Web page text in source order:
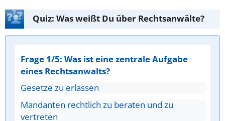
Quiz: Was weißt Du über Rechtsanwälte?
Frage 1/5: Was ist eine zentrale Aufgabe
eines Rechtsanwalts?
Gesetze zu erlassen
Mandanten rechtlich zu beraten und zu
vertreten